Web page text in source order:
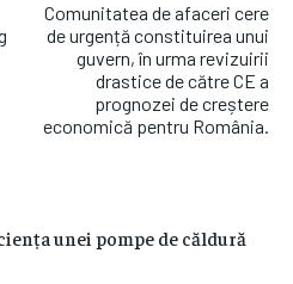
Comunitatea de afaceri cere
de urgență constituirea unui
guvern, în urma revizuirii
drastice de către CE a
prognozei de creștere
economică pentru România.
unei pompe de căldură